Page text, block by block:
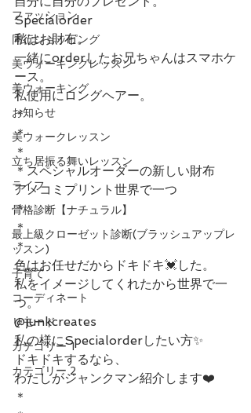
ファッション
同行ショッピング
美ウォーキングレッスン
美ウォーキング
お知らせ
美ウォークレッスン
立ち居振る舞いレッスン
ライフ
骨格診断【ナチュラル】
最上級クローゼット診断(ブラッシュアップレ
ッスン)
子育て
コーディネート
リモード
カテゴリー 1
カテゴリー 2
Specialorder
私はお財布。
一緒にorderしたお兄ちゃんはスマホケ
ース。
私使用にロングヘアー。
＊
＊
＊
＊スペシャルオーダーの新しい財布
アメコミプリント世界で一つ
＊
＊
＊
色はお任せだからドキドキ💓した。
私をイメージしてくれたから世界で一
つ。
@junkcreates
私の様にSpecialorderしたい方✨
ドキドキするなら、
わたしがジャンクマン紹介します❤️
＊